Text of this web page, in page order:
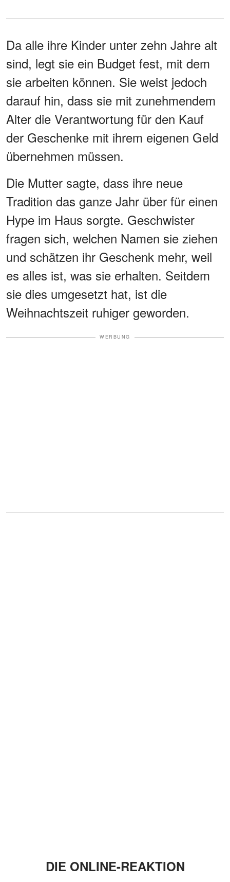
Da alle ihre Kinder unter zehn Jahre alt
sind, legt sie ein Budget fest, mit dem
sie arbeiten können. Sie weist jedoch
darauf hin, dass sie mit zunehmendem
Alter die Verantwortung für den Kauf
der Geschenke mit ihrem eigenen Geld
übernehmen müssen.
Die Mutter sagte, dass ihre neue
Tradition das ganze Jahr über für einen
Hype im Haus sorgte. Geschwister
fragen sich, welchen Namen sie ziehen
und schätzen ihr Geschenk mehr, weil
es alles ist, was sie erhalten. Seitdem
sie dies umgesetzt hat, ist die
Weihnachtszeit ruhiger geworden.
WERBUNG
DIE ONLINE-REAKTION